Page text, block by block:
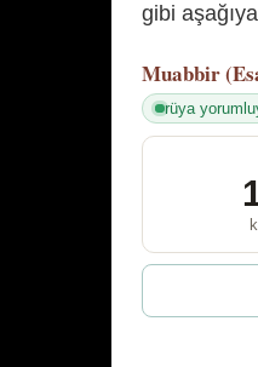
gibi
Muabbir
rüya